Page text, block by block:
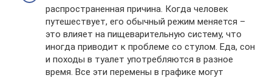
распространенная причина. Когда человек
путешествует, его обычный режим меняется –
это влияет на пищеварительную систему, что
иногда приводит к проблеме со стулом. Еда, сон
и походы в туалет употребляются в разное
время. Все эти перемены в графике могут